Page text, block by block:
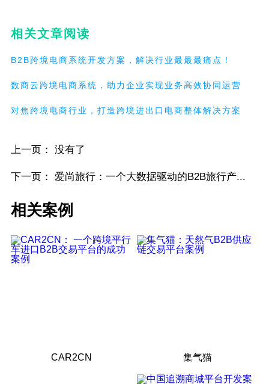
相关文章阅读
B2B跨境电商系统开发方案，解决行业最最最痛点！
数商云跨境电商系统，助力企业实现业务高效协同运营
对焦跨境电商行业，打造跨境进出口电商整体解决方案
上一页： 没有了
下一页： 爱尚旅行：一个大数据驱动的B2B旅行产...
相关案例
CAR2CN 集气猫